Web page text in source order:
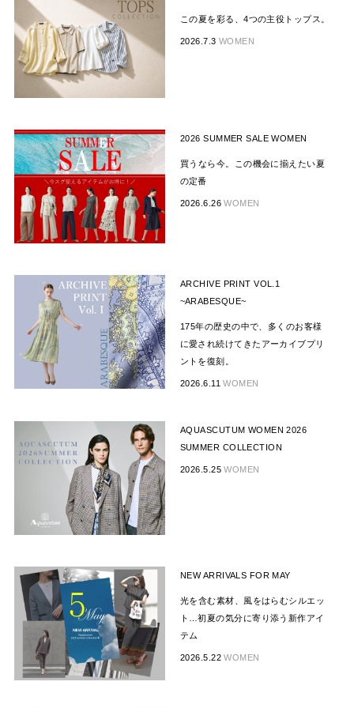
この夏を彩る、4つの主役トップス。
2026.7.3 WOMEN
2026 SUMMER SALE WOMEN
買うなら今。この機会に揃えたい夏
の定番
2026.6.26WOMEN
ARCHIVE PRINT VOL.1
~ARABESQUE~
175年の歴史の中で、多くのお客様
に愛され続けてきたアーカイブプリ
ントを復刻。
2026.6.11WOMEN
AQUASCUTUM WOMEN 2026
SUMMER COLLECTION
2026.5.25WOMEN
NEW ARRIVALS FOR MAY
光を含む素材、風をはらむシルエッ
ト…初夏の気分に寄り添う新作アイ
テム
2026.5.22WOMEN